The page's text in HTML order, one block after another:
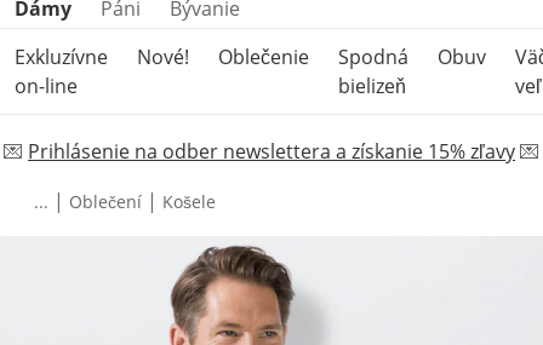
Dámy Páni
Bývanie
Exkluzívne
on-line
Nové! Oblečenie
Spodná
bielizeň
Obuv
💌 Prihlásenie na odber newslettera a získanie 15% zľavy💌
... | Oblečení | Košele